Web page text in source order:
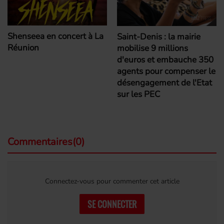
Shenseea en concert à La
Réunion
Saint-Denis : la mairie
mobilise 9 millions
d'euros et embauche 350
agents pour compenser le
désengagement de l'Etat
sur les PEC
Commentaires(0)
Connectez-vous pour commenter cet article
SE CONNECTER